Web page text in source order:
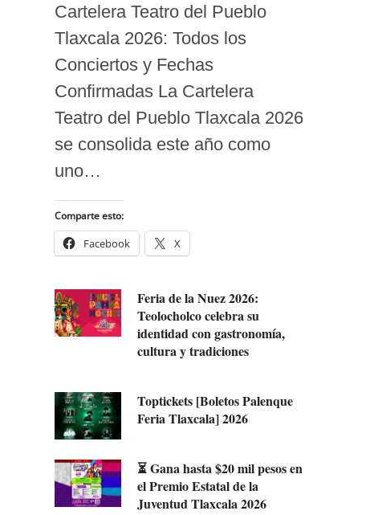
Cartelera Teatro del Pueblo
Tlaxcala 2026: Todos los
Conciertos y Fechas
Confirmadas La Cartelera
Teatro del Pueblo Tlaxcala 2026
se consolida este año como
uno…
Comparte esto:
Facebook X
Feria de la Nuez 2026:
Teolocholco celebra su
identidad con gastronomía,
cultura y tradiciones
Toptickets [Boletos Palenque
Feria Tlaxcala] 2026
⏳ Gana hasta $20 mil pesos en
el Premio Estatal de la
Juventud Tlaxcala 2026